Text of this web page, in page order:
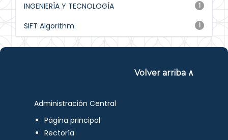
1
INGENIERÍA Y TECNOLOGÍA
1
SIFT Algorithm
Volver arriba ∧
Administración Central
Página principal
Rectoría